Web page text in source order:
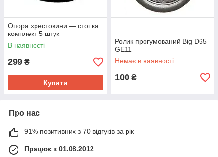
Опора хрестовини — стопка
комплект 5 штук
В наявності
299 ₴
Купити
Ролик прогумований Big D65
GE11
Немає в наявності
100 ₴
Про нас
91% позитивних з 70 відгуків за рік
Працює з 01.08.2012